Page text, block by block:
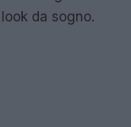
da sogno.